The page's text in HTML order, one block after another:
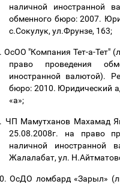
наличной иностранной
обменного бюро: 2007.
с.Сокулук, ул.Фрунзе, 163;
ОсОО "Компания Тет-а-Тет"
право проведения
иностранной валютой).
бюро: 2010. Юридический
«а»;
ЧП Мамутханов Махамад
25.08.2008г. на право
наличной иностранной
Жалалабат, ул.
ОсДО ломбард «Зарыл»